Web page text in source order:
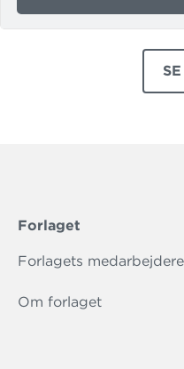
Forlaget
Forlagets medarbejdere
Om forlaget